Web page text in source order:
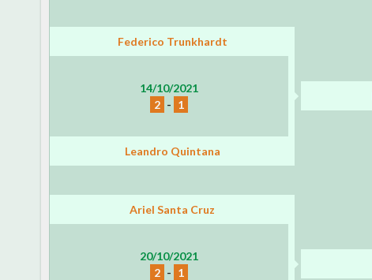
Federico Trunkhardt
14/10/2021
2 - 1
Leandro Quintana
Ariel Santa Cruz
20/10/2021
2 - 1